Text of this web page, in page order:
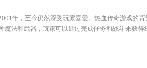
年，至今仍然深受玩家喜爱。热血传奇游戏的背
魔法和武器，玩家可以通过完成任务和战斗来获得